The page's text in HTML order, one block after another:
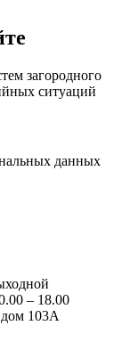
загородного
ситуаций
данных
– 18.00
103А